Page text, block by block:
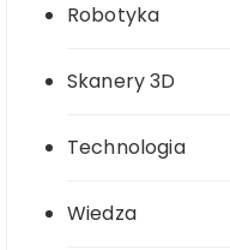
Robotyka
Skanery 3D
Technologia
Wiedza